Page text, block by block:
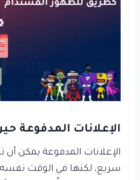
الإعلانات المدفوعة
الإعلانات المدفوعة يمكن أن
سريع، لكنها في الوقت